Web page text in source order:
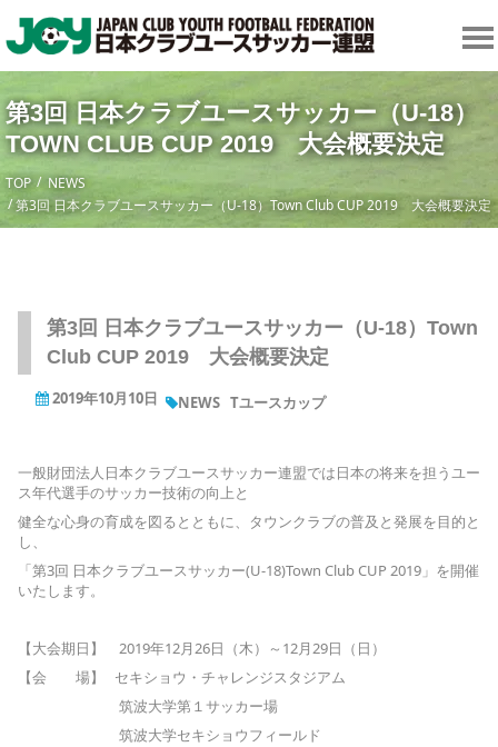
第3回 日本クラブユースサッカー（U-18）
TOWN CLUB CUP 2019 大会概要決定
TOP
NEWS
第3回 日本クラブユースサッカー（U-18）Town Club CUP 2019 大会概要決定
第3回 日本クラブユースサッカー（U-18）Town
Club CUP 2019 大会概要決定
2019年10月10日 NEWS Tユースカップ
一般財団法人日本クラブユースサッカー連盟では日本の将来を担うユー
ス年代選手のサッカー技術の向上と
健全な心身の育成を図るとともに、タウンクラブの普及と発展を目的と
し、
「第3回 日本クラブユースサッカー(U-18)Town Club CUP 2019」を開催
いたします。
【大会期日】 2019年12月26日（木）～12月29日（日）
【会 場】 セキショウ・チャレンジスタジアム
筑波大学第１サッカー場
筑波大学セキショウフィールド